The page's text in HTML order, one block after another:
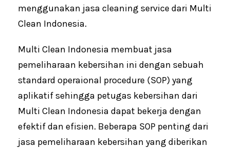
menggunakan jasa cleaning service dari Multi
Clean Indonesia.
Multi Clean Indonesia membuat jasa
pemeliharaan kebersihan ini dengan sebuah
standard operaional procedure (SOP) yang
aplikatif sehingga petugas kebersihan dari
Multi Clean Indonesia dapat bekerja dengan
efektif dan efisien. Beberapa SOP penting dari
jasa pemeliharaan kebersihan yang diberikan